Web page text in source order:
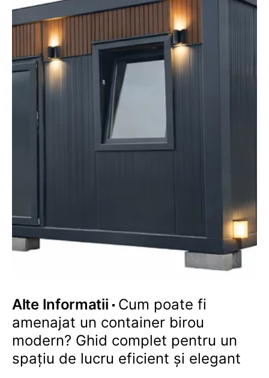
Alte Informatii
Cum poate fi
amenajat un container birou
modern? Ghid complet pentru un
spațiu de lucru eficient și elegant